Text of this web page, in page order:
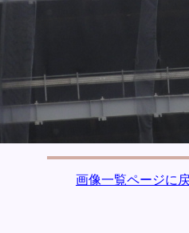
画像一覧ページに